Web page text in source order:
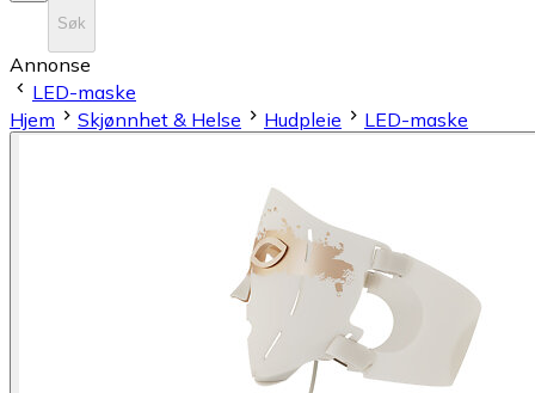
Søk
Annonse
LED-maske
Hjem
Skjønnhet & Helse Hudpleie LED-maske